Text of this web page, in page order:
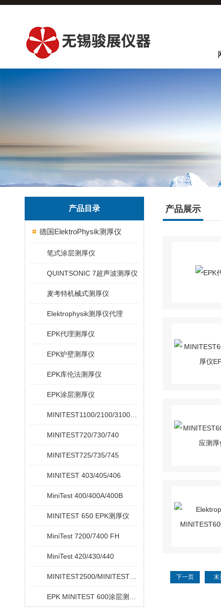
产品目录
德国ElektroPhysik测厚仪
笔式涂层测厚仪
QUINTSONIC 7超声波测厚仪
麦考特机械式测厚仪
Elektrophysik测厚仪代理
EPK代理测厚仪
EPK炉壁测厚仪
EPK库伦法测厚仪
EPK涂层测厚仪
MINITEST720/730/740
MINITEST725/735/745
MINITEST 403/405/406
MiniTest 400/400A/400B
MINITEST 650 EPK测厚仪
MiniTest 7200/7400 FH
MiniTest 420/430/440
产品展示
下一页 末